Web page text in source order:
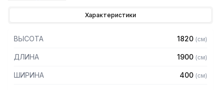
— Стеллаж технологический разборный
— Четыре сплошные полки из нержавеющей стали марки
AISI 304 толщиной 0,8 мм
— Расстояние между полками регулируемое с шагом 50
мм
Характеристики
ВЫСОТА 1820 (см)
ДЛИНА 1900 (см)
ШИРИНА 400 (см)